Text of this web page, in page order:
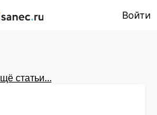
Войти
статьи...